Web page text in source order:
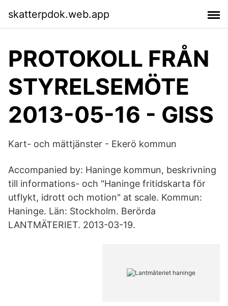
skatterpdok.web.app
PROTOKOLL FRÅN
STYRELSEMÖTE
2013-05-16 - GISS
Kart- och mättjänster - Ekerö kommun
Accompanied by: Haninge kommun, beskrivning
till informations- och "Haninge fritidskarta för
utflykt, idrott och motion" at scale. Kommun:
Haninge. Län: Stockholm. Berörda
LANTMÄTERIET. 2013-03-19.